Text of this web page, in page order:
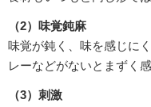
（2）味覚鈍麻
味覚が鈍く、味を感じに
レーなどがないとまずく
（3）刺激